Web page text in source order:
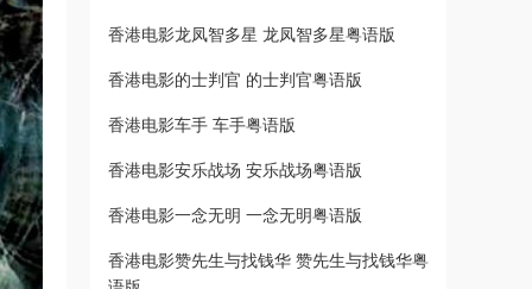
香港电影龙凤智多星 龙凤智多星粤语版
香港电影的士判官 的士判官粤语版
香港电影车手 车手粤语版
香港电影安乐战场 安乐战场粤语版
香港电影一念无明 一念无明粤语版
香港电影赞先生与找钱华 赞先生与找钱华粤